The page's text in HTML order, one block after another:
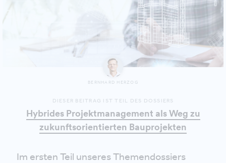
BERNHARD HERZOG
DIESER BEITRAG IST TEIL DES DOSSIERS
Hybrides Projektmanagement als Weg zu
zukunftsorientierten Bauprojekten
Im ersten Teil unseres Themendossiers